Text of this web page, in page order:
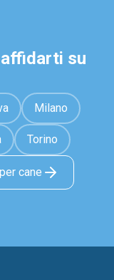
su
Milano
Torino
cane